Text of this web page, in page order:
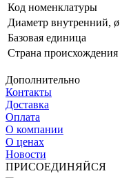
Код номенклатуры
Диаметр внутренний, ø
Базовая единица
Страна происхождения
Дополнительно
Контакты
Доставка
Оплата
О компании
О ценах
Новости
ПРИСОЕДИНЯЙСЯ